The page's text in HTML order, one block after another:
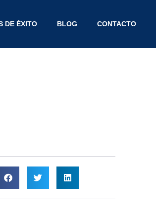
DE ÉXITO BLOG CONTACTO